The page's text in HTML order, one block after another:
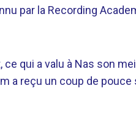
par la Recording
ce qui a valu à Nas son
a reçu un coup de